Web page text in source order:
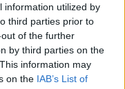
information utilized by
third parties prior to
of the further
by third parties on the
information may
on the IAB’s List of